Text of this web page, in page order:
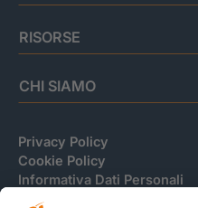
RISORSE
CHI SIAMO
Privacy Policy
Cookie Policy
Informativa Dati Personali
CRIF Business Ethics